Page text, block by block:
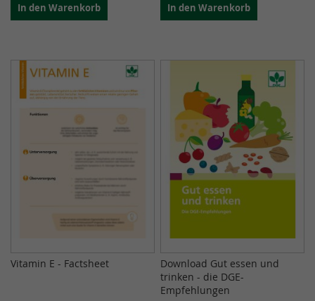
In den Warenkorb In den Warenkorb
Vitamin E - Factsheet
Download Gut essen und
trinken - die DGE-
Empfehlungen